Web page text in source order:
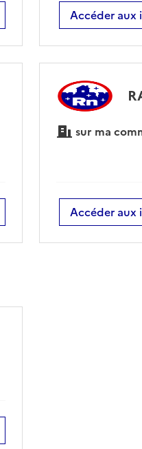
Accéder aux
sur ma
Accéder aux